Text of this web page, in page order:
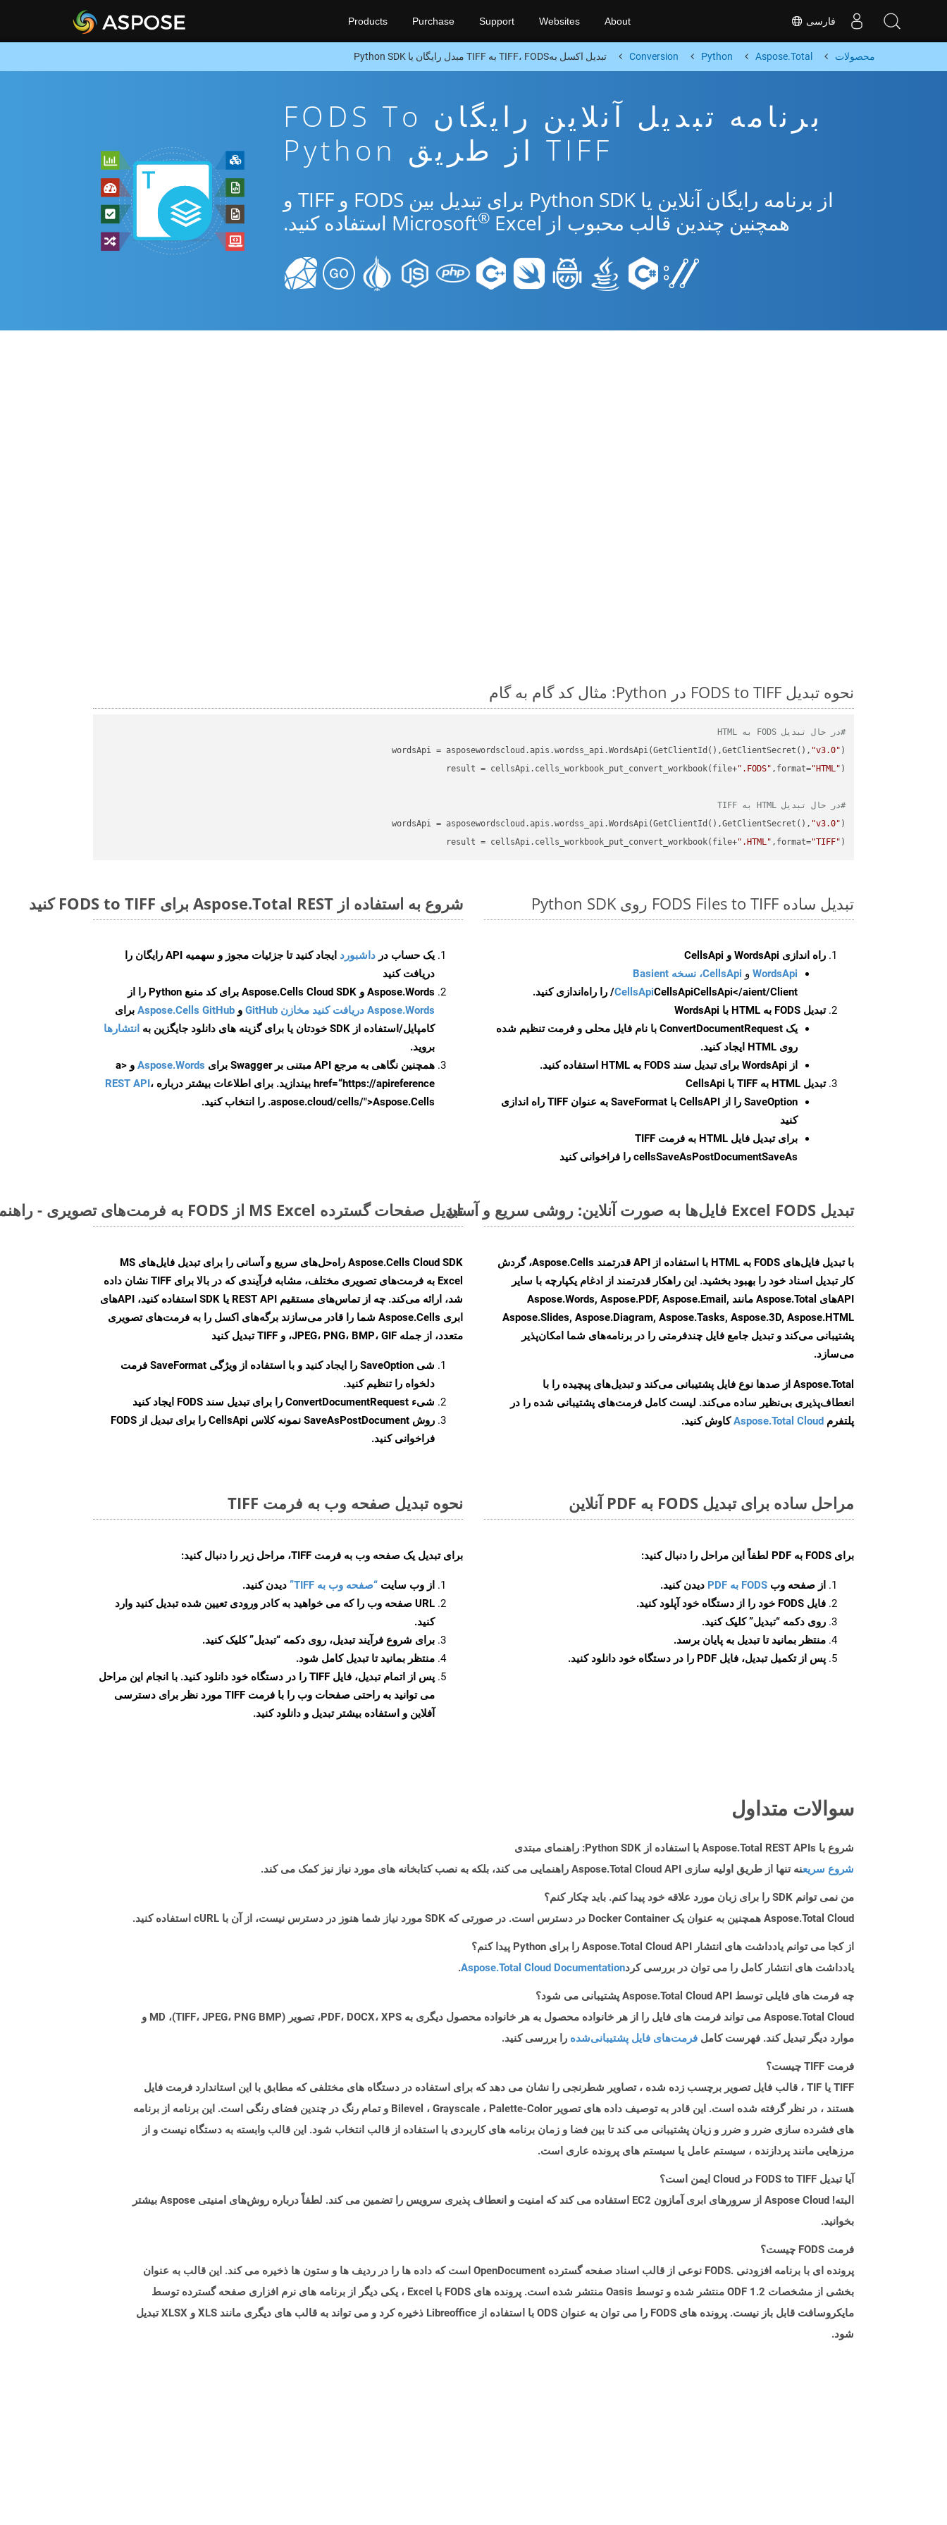
فارسی Products Purchase Support Websites About
محصولات Aspose.Total
Python
Conversion تبدیل اکسل بهTIFF، FODS به TIFF مبدل رایگان یا Python SDK
برنامه تبدیل آنلاین رایگان FODS To
TIFF از طریق Python
از برنامه رایگان آنلاین یا Python SDK برای تبدیل بین FODS و TIFF و
همچنین چندین قالب محبوب از Microsoft
® Excel استفاده کنید.
نحوه تبدیل FODS to TIFF در Python: مثال کد گام به گام
#در حال تبدیل FODS به HTML
wordsApi = asposewordscloud.apis.wordss_api.WordsApi(GetClientId(),GetClientSecret(), "v3.0" )
result = cellsApi.cells_workbook_put_convert_workbook(file+".FODS" ,format="HTML"
#در حال تبدیل HTML به TIFF
wordsApi = asposewordscloud.apis.wordss_api.WordsApi(GetClientId(),GetClientSecret(), "v3.0" )
result = cellsApi.cells_workbook_put_convert_workbook(file+".HTML" ,format="TIFF" )
تبدیل ساده FODS Files to TIFF روی Python SDK
راه اندازی WordsApi و CellsApi
WordsApi و CellsApi، نسخه Basient
CellsApiCellsApiCellsApi</aient/Client/ را راه‌اندازی کنید.
تبدیل FODS به HTML با WordsApi
یک ConvertDocumentRequest با نام فایل محلی و فرمت تنظیم شده
روی HTML ایجاد کنید.
از WordsApi برای تبدیل سند FODS به HTML استفاده کنید.
تبدیل HTML به TIFF با CellsApi
SaveOption
را از CellsAPI با SaveFormat به عنوان TIFF راه اندازی
کنید
برای تبدیل فایل HTML به فرمت
TIFF
cellsSaveAsPostDocumentSaveAs را فراخوانی کنید
شروع به استفاده از Aspose.Total REST برای FODS to TIFF کنید
یک حساب در داشبورد
ایجاد کنید تا جزئیات مجوز و سهمیه API رایگان را
دریافت کنید
Aspose.Words و Aspose.Cells Cloud SDK برای کد منبع Python را از
Aspose.Words دریافت کنید مخازن GitHub
و Aspose.Cells GitHub برای
کامپایل/استفاده از SDK خودتان یا برای گزینه های دانلود جایگزین به
انتشارها
بروید.
همچنین نگاهی به مرجع API مبتنی بر Swagger برای
Aspose.Words
و <a
href=“https://apireference بیندازید. برای اطلاعات بیشتر درباره
REST API،
.aspose.cloud/cells/">Aspose.Cells را انتخاب کنید.
تبدیل Excel FODS فایل‌ها به صورت آنلاین: روشی سریع و آسان
با تبدیل فایل‌های FODS به HTML با استفاده از API قدرتمند Aspose.Cells، گردش
کار تبدیل اسناد خود را بهبود بخشید. این راهکار قدرتمند از ادغام یکپارچه با سایر
APIهای Aspose.Total مانند Aspose.Words, Aspose.PDF, Aspose.Email,
Aspose.Slides, Aspose.Diagram, Aspose.Tasks, Aspose.3D, Aspose.HTML
پشتیبانی می‌کند و تبدیل جامع فایل چندفرمتی را در برنامه‌های شما امکان‌پذیر
می‌سازد.
Aspose.Total از صدها نوع فایل پشتیبانی می‌کند و تبدیل‌های پیچیده را با
انعطاف‌پذیری بی‌نظیر ساده می‌کند. لیست کامل فرمت‌های پشتیبانی شده را در
پلتفرم Aspose.Total Cloudکاوش کنید.
تبدیل صفحات گسترده MS Excel از FODS به فرمت‌های تصویری - راهنمای گام به گام
Aspose.Cells Cloud SDK راه‌حل‌های سریع و آسانی را برای تبدیل فایل‌های MS
Excel به فرمت‌های تصویری مختلف، مشابه فرآیندی که در بالا برای TIFF نشان داده
شد، ارائه می‌کند. چه از تماس‌های مستقیم REST API یا SDK استفاده کنید، APIهای
ابری Aspose.Cells شما را قادر می‌سازند برگه‌های اکسل را به فرمت‌های تصویری
متعدد، از جمله JPEG، PNG، BMP، GIF، و TIFF تبدیل کنید
شی SaveOption را ایجاد کنید و با استفاده از ویژگی SaveFormat فرمت
دلخواه را تنظیم کنید.
شیء ConvertDocumentRequest را برای تبدیل سند FODS ایجاد کنید
روش SaveAsPostDocument
نمونه کلاس CellsApi را برای تبدیل از FODS
فراخوانی کنید.
مراحل ساده برای تبدیل FODS به PDF آنلاین
برای FODS به PDF لطفاً این مراحل را دنبال کنید:
از صفحه وب FODS به PDF
دیدن کنید.
فایل FODS خود را از دستگاه خود آپلود کنید.
روی دکمه “تبدیل”کلیک کنید.
منتظر بمانید تا تبدیل به پایان برسد.
پس از تکمیل تبدیل، فایل PDF را در دستگاه خود دانلود کنید.
نحوه تبدیل صفحه وب به فرمت TIFF
برای تبدیل یک صفحه وب به فرمت TIFF، مراحل زیر را دنبال کنید:
از وب سایت “صفحه وب به TIFF”
دیدن کنید.
URL صفحه وب را که می خواهید به کادر ورودی تعیین شده تبدیل کنید وارد
کنید.
برای شروع فرآیند تبدیل، روی دکمه “تبدیل” کلیک کنید.
منتظر بمانید تا تبدیل کامل شود.
پس از اتمام تبدیل، فایل TIFF را در دستگاه خود دانلود کنید. با انجام این مراحل
می توانید به راحتی صفحات وب را با فرمت TIFF مورد نظر برای دسترسی
آفلاین و استفاده بیشتر تبدیل و دانلود کنید.
سوالات متداول
شروع با Aspose.Total REST APIs با استفاده از Python SDK: راهنمای مبتدی
شروع سریعنه تنها از طریق اولیه سازی Aspose.Total Cloud API راهنمایی می کند، بلکه به نصب کتابخانه های مورد نیاز نیز کمک می کند.
من نمی توانم SDK را برای زبان مورد علاقه خود پیدا کنم. باید چکار کنم؟
Aspose.Total Cloud همچنین به عنوان یک Docker Container در دسترس است. در صورتی که SDK مورد نیاز شما هنوز در دسترس نیست، از آن با cURL استفاده کنید.
از کجا می توانم یادداشت های انتشار Aspose.Total Cloud API را برای Python پیدا کنم؟
یادداشت های انتشار کامل را می توان در بررسی کردAspose.Total Cloud Documentation
.
چه فرمت های فایلی توسط Aspose.Total Cloud API پشتیبانی می شود؟
Aspose.Total Cloud می تواند فرمت های فایل را از هر خانواده محصول به هر خانواده محصول دیگری به PDF، DOCX، XPS، تصویر (TIFF، JPEG، PNG BMP)، MD و
موارد دیگر تبدیل کند. فهرست کامل فرمت‌های فایل پشتیبانی‌شده را بررسی کنید.
فرمت TIFF چیست؟
TIFF یا TIF ، قالب فایل تصویر برچسب زده شده ، تصاویر شطرنجی را نشان می دهد که برای استفاده در دستگاه های مختلفی که مطابق با این استاندارد فرمت فایل
هستند ، در نظر گرفته شده است. این قادر به توصیف داده های تصویر Bilevel ، Grayscale ، Palette-Color و تمام رنگ در چندین فضای رنگی است. این برنامه از برنامه
های فشرده سازی ضرر و ضرر و زیان پشتیبانی می کند تا بین فضا و زمان برنامه های کاربردی با استفاده از قالب انتخاب شود. این قالب وابسته به دستگاه نیست و از
مرزهایی مانند پردازنده ، سیستم عامل یا سیستم های پرونده عاری است.
آیا تبدیل FODS to TIFF در Cloud ایمن است؟
البته! Aspose Cloud از سرورهای ابری آمازون EC2 استفاده می کند که امنیت و انعطاف پذیری سرویس را تضمین می کند. لطفاً درباره روش‌های امنیتی Aspose بیشتر
بخوانید.
فرمت FODS چیست؟
پرونده ای با برنامه افزودنی .FODS نوعی از قالب اسناد صفحه گسترده OpenDocument است که داده ها را در ردیف ها و ستون ها ذخیره می کند. این قالب به عنوان
بخشی از مشخصات ODF 1.2 منتشر شده و توسط Oasis منتشر شده است. پرونده های FODS با Excel ، یکی دیگر از برنامه های نرم افزاری صفحه گسترده توسط
مایکروسافت قابل باز نیست. پرونده های FODS را می توان به عنوان ODS با استفاده از Libreoffice ذخیره کرد و می تواند به قالب های دیگری مانند XLS و XLSX تبدیل
شود.